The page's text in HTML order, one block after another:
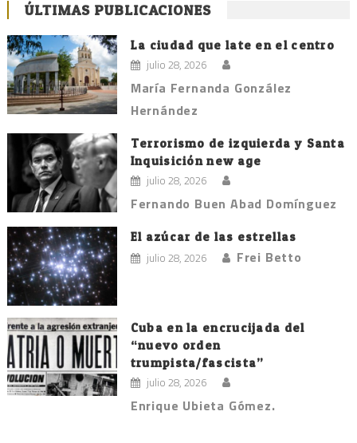
ÚLTIMAS PUBLICACIONES
La ciudad que late en el centro
julio 28, 2026
María Fernanda González
Hernández
Terrorismo de izquierda y Santa
Inquisición new age
julio 28, 2026
Fernando Buen Abad Domínguez
El azúcar de las estrellas
julio 28, 2026 Frei Betto
Cuba en la encrucijada del
“nuevo orden
trumpista/fascista”
julio 28, 2026
Enrique Ubieta Gómez.